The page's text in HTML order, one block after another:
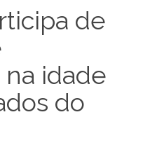
de
idade
do